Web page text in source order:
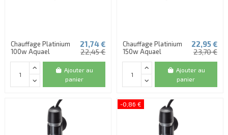
Chauffage Platinium
100w Aquael
21,74 €
22,45 €
Ajouter au
panier
Chauffage Platinium
150w Aquael
22,95 €
23,70 €
Ajouter au
panier
-0,86 €